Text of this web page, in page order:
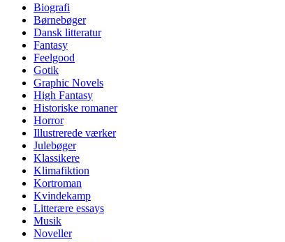
Biografi
Børnebøger
Dansk litteratur
Fantasy
Feelgood
Gotik
Graphic Novels
High Fantasy
Historiske romaner
Horror
Illustrerede værker
Julebøger
Klassikere
Klimafiktion
Kortroman
Kvindekamp
Litterære essays
Musik
Noveller